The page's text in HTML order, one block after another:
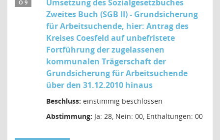
Ö 9
Umsetzung des Sozialgesetzbuches
Zweites Buch (SGB II) - Grundsicherung
für Arbeitsuchende, hier: Antrag des
Kreises Coesfeld auf unbefristete
Fortführung der zugelassenen
kommunalen Trägerschaft der
Grundsicherung für Arbeitsuchende
über den 31.12.2010 hinaus
Beschluss: einstimmig beschlossen
Abstimmung: Ja: 28, Nein: 00, Enthaltungen: 00